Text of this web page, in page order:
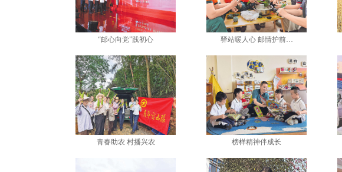
“邮心向党”践初心 驿站暖人心 邮情护前…
青春助农 村播兴农 榜样精神伴成长